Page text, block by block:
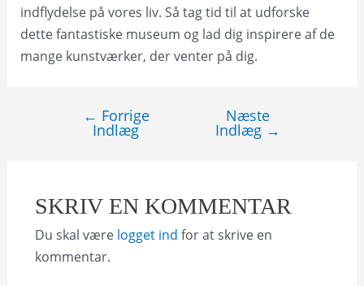
indflydelse på vores liv. Så tag tid til at udforske
dette fantastiske museum og lad dig inspirere af de
mange kunstværker, der venter på dig.
Indlægsnavigation
← Forrige
Indlæg
Næste
Indlæg →
SKRIV EN KOMMENTAR
Du skal være logget ind for at skrive en
kommentar.